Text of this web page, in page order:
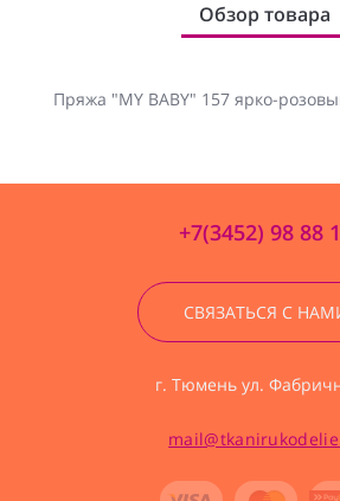
Обзор товара
Пряжа "MY BABY" 157 ярко-
+7(3452) 98 88
СВЯЗАТЬСЯ С
г. Тюмень ул.